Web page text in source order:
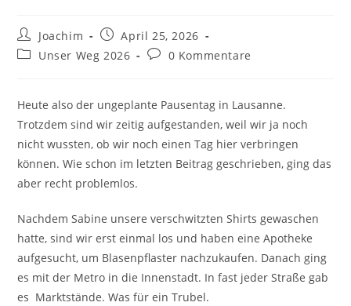
Beitrags-
Autor:
Joachim
Beitrag
veröffentlicht:
April 25, 2026
Beitrags-
Unser Weg 2026
Beitrags-
0 Kommentare
Heute also der ungeplante Pausentag in Lausanne.
Trotzdem sind wir zeitig aufgestanden, weil wir ja noch
nicht wussten, ob wir noch einen Tag hier verbringen
können. Wie schon im letzten Beitrag geschrieben, ging das
aber recht problemlos.
Nachdem Sabine unsere verschwitzten Shirts gewaschen
hatte, sind wir erst einmal los und haben eine Apotheke
aufgesucht, um Blasenpflaster nachzukaufen. Danach ging
es mit der Metro in die Innenstadt. In fast jeder Straße gab
es Marktstände. Was für ein Trubel.